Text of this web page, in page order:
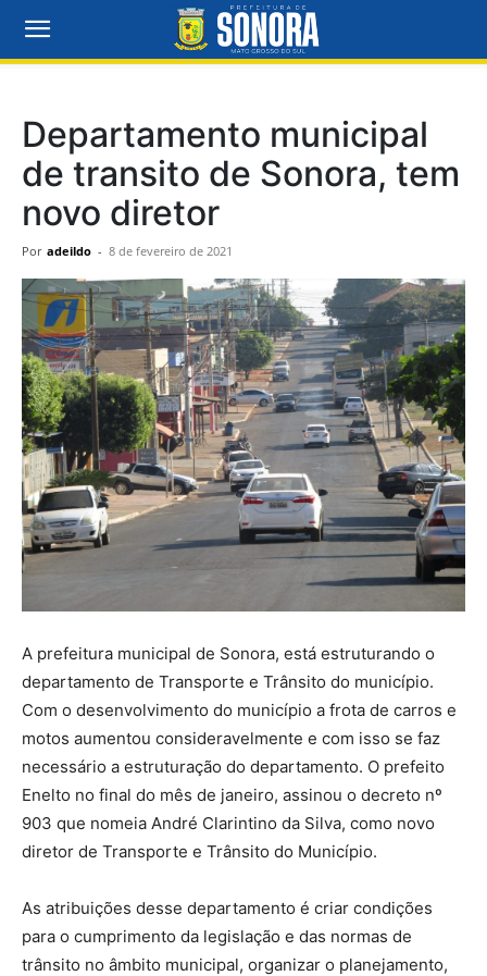
Departamento municipal
de transito de Sonora, tem
novo diretor
Por adeildo - 8 de fevereiro de 2021
A prefeitura municipal de Sonora, está estruturando o
departamento de Transporte e Trânsito do município.
Com o desenvolvimento do município a frota de carros e
motos aumentou consideravelmente e com isso se faz
necessário a estruturação do departamento. O prefeito
Enelto no final do mês de janeiro, assinou o decreto nº
903 que nomeia André Clarintino da Silva, como novo
diretor de Transporte e Trânsito do Município.
As atribuições desse departamento é criar condições
para o cumprimento da legislação e das normas de
trânsito no âmbito municipal, organizar o planejamento,